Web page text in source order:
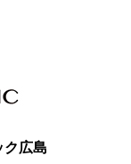
ク広島